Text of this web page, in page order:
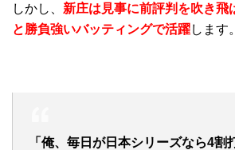
しかし、 新庄は見事に前評判を吹き飛
と勝負強いバッティングで活躍します。
「俺、毎日が日本シリーズなら4割